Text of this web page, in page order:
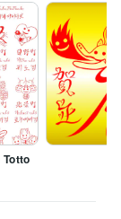
リー美術館で
)
取得年 : 2009
Totto